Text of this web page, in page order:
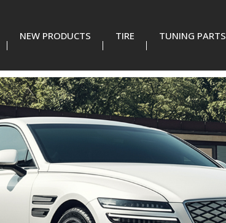
NEW PRODUCTS TIRE TUNING PARTS